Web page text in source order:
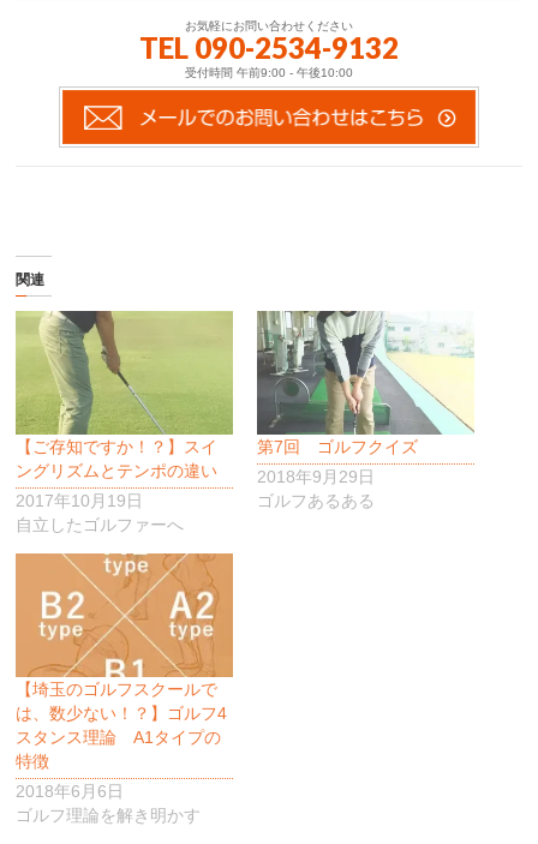
お気軽にお問い合わせください
TEL 090-2534-9132
受付時間 午前9:00 - 午後10:00
関連
【ご存知ですか！？】スイ
ングリズムとテンポの違い
2017年10月19日
自立したゴルファーへ
第7回 ゴルフクイズ
2018年9月29日
ゴルフあるある
【埼玉のゴルフスクールで
は、数少ない！？】ゴルフ4
スタンス理論 A1タイプの
特徴
2018年6月6日
ゴルフ理論を解き明かす